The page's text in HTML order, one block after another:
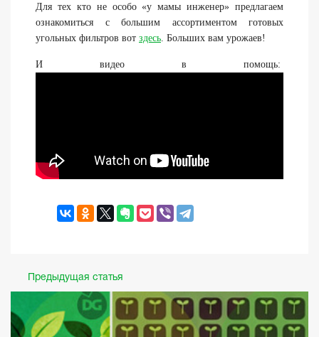
Для тех кто не особо «у мамы инженер» предлагаем
ознакомиться с большим ассортиментом готовых
угольных фильтров вот здесь . Больших вам урожаев!
И видео в помощь:
Предыдущая статья